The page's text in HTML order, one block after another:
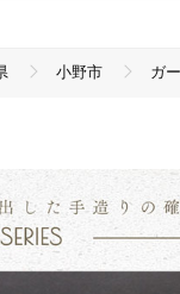
小野市
ガ